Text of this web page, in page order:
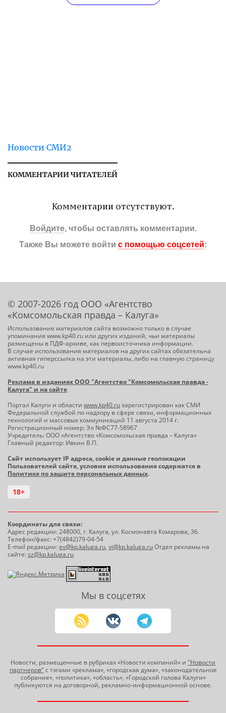
Новости СМИ2
КОММЕНТАРИИ ЧИТАТЕЛЕЙ
Комментарии отсутствуют.
Войдите, чтобы оставлять комментарии.
Также Вы можете войти с помощью соцсетей:
© 2007-2026 год ООО «Агентство
«Комсомольская правда – Калуга»
Использование материалов сайта возможно только в случае
упоминания www.kp40.ru или других изданий, чьи материалы
размещены в ПДФ-архиве, как первоисточника информации.
В случае использования материалов на других сайтах обязательна
активная гиперссылка на эти материалы, либо на главную страницу
www.kp40.ru
Реклама в изданиях ООО "Агентство "Комсомольская правда -
Калуга" и на сайте
Портал Калуги и области www.kp40.ruзарегистрирован как СМИ
Федеральной службой по надзору в сфере связи, информационных
технологий и массовых коммуникаций 11 августа 2014 г.
Регистрационный номер: Эл №ФС77-58967
Учредитель: ООО «Агентство «Комсомольская правда – Калуга»
Главный редактор: Ивкин В.П.
Сайт использует IP адреса, cookie и данные геолокации
Пользователей сайта, условия использования содержатся в
Политике по защите персональных данных.
18+
Координаты для связи:
Адрес редакции: 248000, г. Калуга, ул. Космонавта Комарова, 36.
Телефон/факс: +7(4842)79-04-54
E-mail редакции:ev@kp.kaluga.ru, vi@kp.kaluga.ruОтдел рекламы на
сайте:sz@kp.kaluga.ru
Мы в соцсетях
Новости, размещенные в рубриках «Новости компаний» и "Новости
партнеров" с тэгами «реклама», «городская дума», «законодательное
собрание», «политика», «область», «Городской голова Калуги»
публикуются на договорной, рекламно-информационной основе.